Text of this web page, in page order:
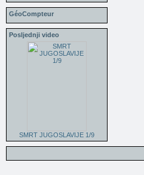
GéoCompteur
Posljednji video
SMRT JUGOSLAVIJE 1/9